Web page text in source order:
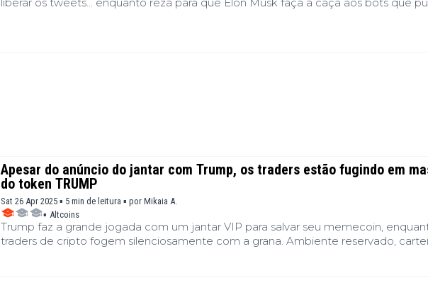
Apesar do anúncio do jantar com Trump, os traders estão fugindo em
do token TRUMP
Sat 26 Apr 2025 ▪ 5 min de leitura ▪ por Mikaia A.
▪ Altcoins
Trump faz a grande jogada com um jantar VIP para salvar seu memecoin,
traders de cripto fogem silenciosamente com a grana. Ambiente reservado,